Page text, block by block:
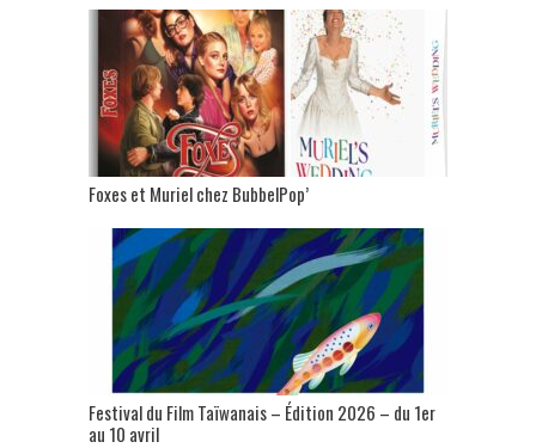
Foxes et Muriel chez BubbelPop’
Festival du Film Taïwanais – Édition 2026 – du 1er
au 10 avril